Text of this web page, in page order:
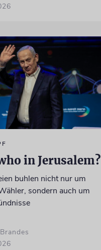
in Jerusalem?
buhlen nicht nur um
sondern auch um